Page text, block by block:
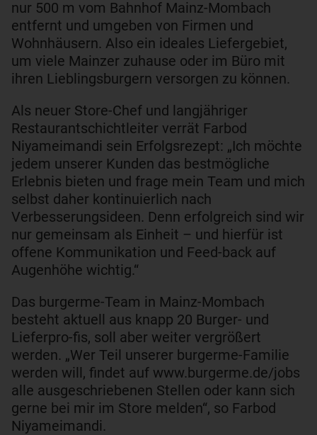
nur 500 m vom Bahnhof Mainz-Mombach
entfernt und umgeben von Firmen und
Wohnhäusern. Also ein ideales Liefergebiet,
um viele Mainzer zuhause oder im Büro mit
ihren Lieblingsburgern versorgen zu können.
Als neuer Store-Chef und langjähriger
Restaurantschichtleiter verrät Farbod
Niyameimandi sein Erfolgsrezept: „Ich möchte
jedem unserer Kunden das bestmögliche
Erlebnis bieten und frage mein Team und mich
selbst daher kontinuierlich nach
Verbesserungsideen. Denn erfolgreich sind wir
nur gemeinsam als Einheit – und hierfür ist
offene Kommunikation und Feed-back auf
Augenhöhe wichtig.“
Das burgerme-Team in Mainz-Mombach
besteht aktuell aus knapp 20 Burger- und
Lieferpro-fis, soll aber weiter vergrößert
werden. „Wer Teil unserer burgerme-Familie
werden will, findet auf www.burgerme.de/jobs
alle ausgeschriebenen Stellen oder kann sich
gerne bei mir im Store melden“, so Farbod
Niyameimandi.